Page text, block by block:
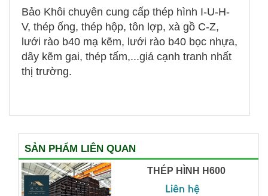
Bảo Khôi chuyên cung cấp thép hình I-U-H-
V, thép ống, thép hộp, tôn lợp, xà gồ C-Z,
lưới rào b40 mạ kẽm, lưới rào b40 bọc nhựa,
dây kẽm gai, thép tấm,...giá cạnh tranh nhất
thị trường.
SẢN PHẨM LIÊN QUAN
THÉP HÌNH H600
Liên hệ